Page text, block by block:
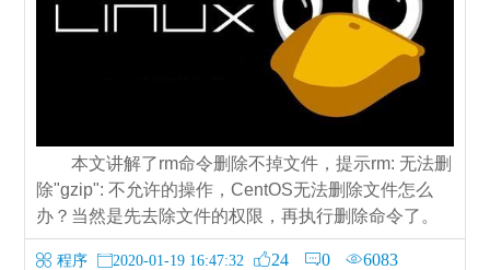
本文讲解了rm命令删除不掉文件，提示rm: 无法删
除"gzip": 不允许的操作，CentOS无法删除文件怎么
办？当然是先去除文件的权限，再执行删除命令了。
程序 2020-01-19 16:47:32 24 0
6083